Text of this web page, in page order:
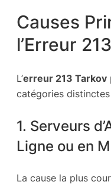
Causes
l’Erreur
L’erreur 213 Tarkov
catégories
1. Serveurs
Ligne ou en
La cause la plus